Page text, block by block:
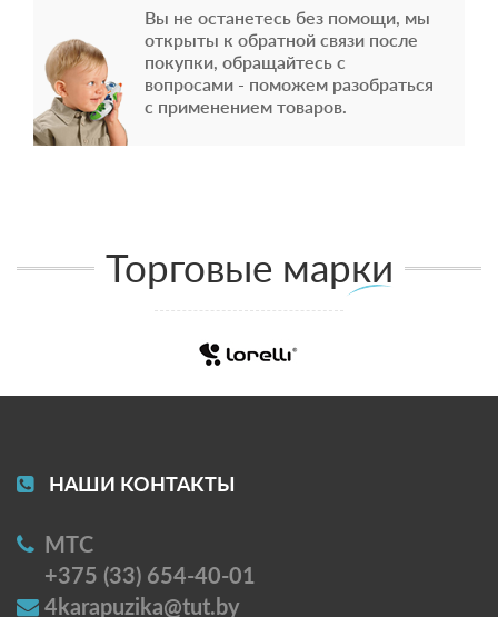
Вы не останетесь без помощи, мы
открыты к обратной связи после
покупки, обращайтесь с
вопросами - поможем разобраться
с применением товаров.
Торговые марки
НАШИ КОНТАКТЫ
МТС
+375 (33) 654-40-01
4karapuzika@tut.by